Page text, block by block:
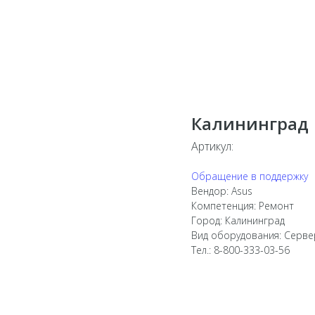
Калининград
Артикул:
Обращение в поддержку
Вендор: Asus
Компетенция: Ремонт
Город: Калининград
Вид оборудования:
Тел.: 8-800-333-03-56